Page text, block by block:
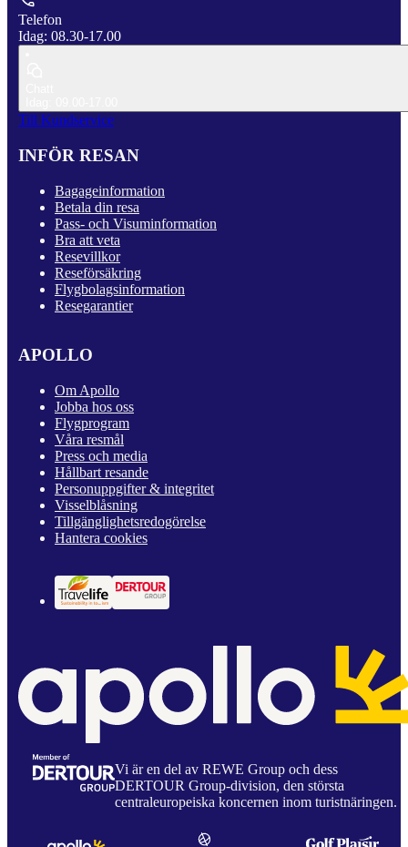
Telefon
Idag: 08.30-17.00
Till Kundservice
INFÖR RESAN
Bagageinformation
Betala din resa
Pass- och Visuminformation
Bra att veta
Resevillkor
Reseförsäkring
Flygbolagsinformation
Resegarantier
APOLLO
Om Apollo
Jobba hos oss
Flygprogram
Våra resmål
Press och media
Hållbart resande
Personuppgifter & integritet
Visselblåsning
Tillgänglighetsredogörelse
Hantera cookies
Vi är en del av REWE Group och dess
DERTOUR Group-division, den största
centraleuropeiska koncernen inom turistnäringen.